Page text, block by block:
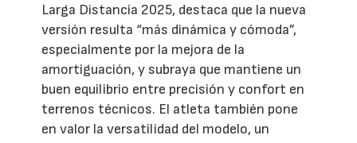
Larga Distancia 2025, destaca que la nueva
versión resulta “más dinámica y cómoda”,
especialmente por la mejora de la
amortiguación, y subraya que mantiene un
buen equilibrio entre precisión y confort en
terrenos técnicos. El atleta también pone
en valor la versatilidad del modelo, un